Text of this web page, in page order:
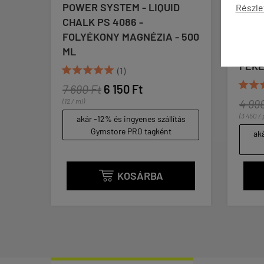
POWER SYSTEM - LIQUID
CHALK PS 4086 -
FOLYÉKONY MAGNÉZIA - 500
ML
 (1)
7 690 Ft 6 150 Ft
(12 / ml)
akár -12% és ingyenes szállítás
Gymstore PRO tagként
 KOSÁRBA

4
(3 450 /